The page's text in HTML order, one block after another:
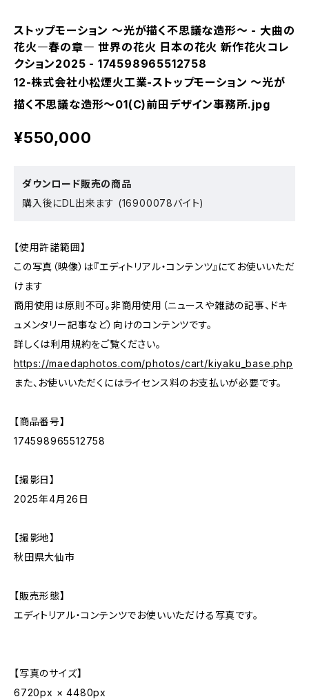
ストップモーション ～光が描く不思議な造形～ - 大曲の
花火―春の章― 世界の花火 日本の花火 新作花火コレ
クション2025 - 174598965512758
12-株式会社小松煙火工業-ストップモーション ～光が
描く不思議な造形～01(C)前田デザイン事務所.jpg
¥550,000
ダウンロード販売の商品
購入後にDL出来ます (16900078バイト)
【使用許諾範囲】
この写真（映像）は『エディトリアル・コンテンツ』にてお使いいただ
けます
商用使用は原則不可。非商用使用（ニュースや雑誌の記事、ドキ
ュメンタリー記事など）向けのコンテンツです。
詳しくは利用規約をご覧ください。
https://maedaphotos.com/photos/cart/kiyaku_base.php
また、お使いいただくにはライセンス料のお支払いが必要です。
【商品番号】
174598965512758
【撮影日】
2025年4月26日
【撮影地】
秋田県大仙市
【販売形態】
エディトリアル・コンテンツでお使いいただける写真です。
【写真のサイズ】
6720px × 4480px